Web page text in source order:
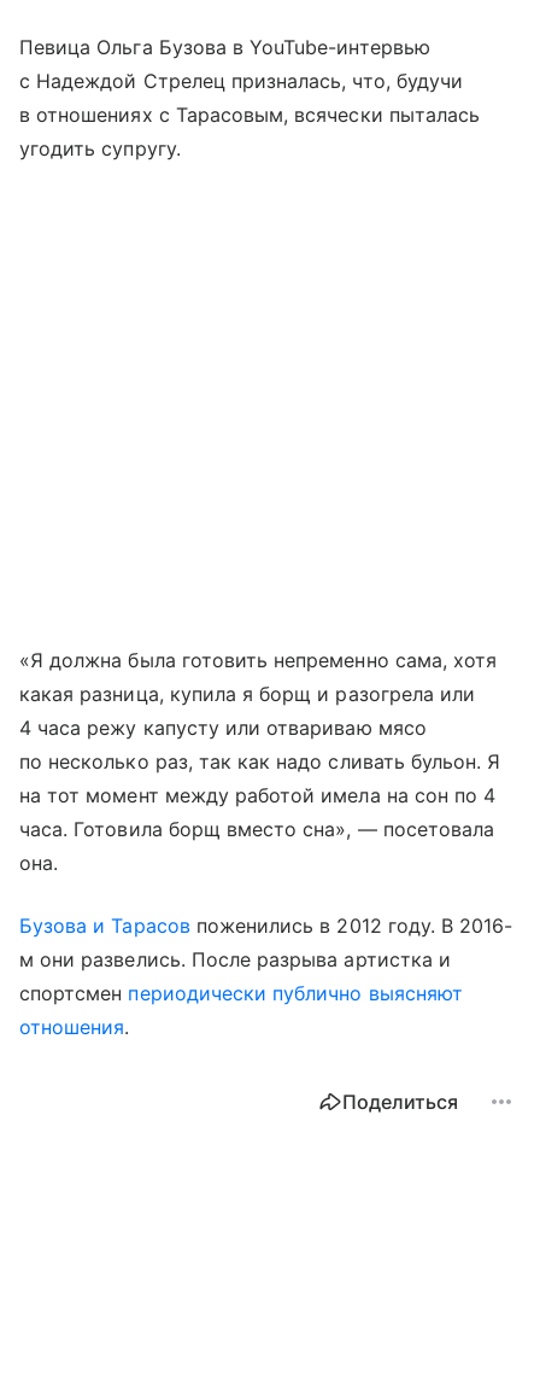
Певица Ольга Бузова в YouTube-интервью
с Надеждой Стрелец призналась, что, будучи
в отношениях с Тарасовым, всячески пыталась
угодить супругу.
«Я должна была готовить непременно сама, хотя
какая разница, купила я борщ и разогрела или
4 часа режу капусту или отвариваю мясо
по несколько раз, так как надо сливать бульон. Я
на тот момент между работой имела на сон по 4
часа. Готовила борщ вместо сна», — посетовала
она.
Бузова и Тарасовпоженились в 2012 году. В 2016-
м они развелись. После разрыва артистка и
спортсмен периодически публично выясняют
отношения.
Поделиться